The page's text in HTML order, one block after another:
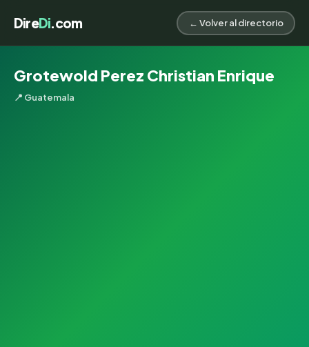
DireDi.com ← Volver al directorio
Grotewold Perez Christian Enrique
📍 Guatemala